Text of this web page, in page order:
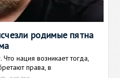
родимые пятна
нация возникает тогда,
права, в